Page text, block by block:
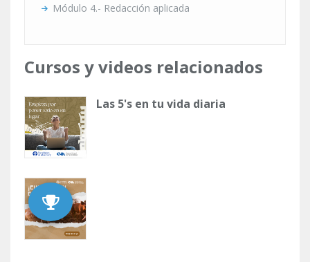
Módulo 4.- Redacción aplicada
Cursos y videos relacionados
Las 5's en tu vida diaria